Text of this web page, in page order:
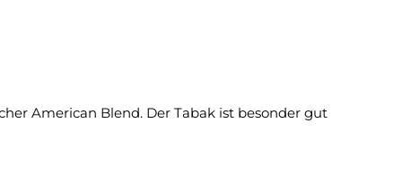
American Blend. Der Tabak ist besonder gut